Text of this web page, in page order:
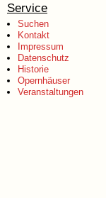
Service
Suchen
Kontakt
Impressum
Datenschutz
Historie
Opernhäuser
Veranstaltungen